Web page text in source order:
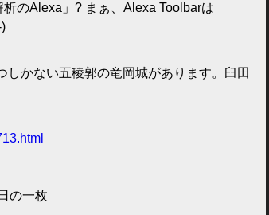
のAlexa」? まぁ、Alexa Toolbarは
かない五稜郭の竜岡城があります。臼田
の一枚